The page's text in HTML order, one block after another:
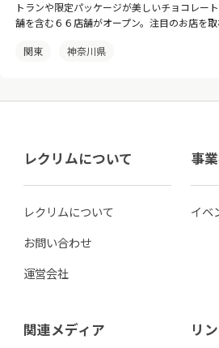
トランや限定パッケージが美しいチョコレー
舗を含む６６店舗がオープン。注目のお店を取
関東 神奈川県
レクリムについて
レクリムについて
お問い合わせ
運営会社
事
イベ
関連メディア リ